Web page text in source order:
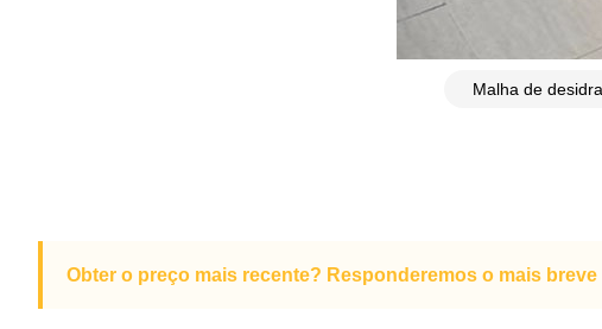
Obter o preço mais recente? Responderemos o mais